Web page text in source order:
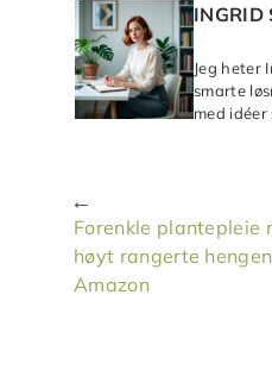
INGRID
Jeg heter
smarte
med
Forenkle plantepleie
høyt rangerte
Amazon